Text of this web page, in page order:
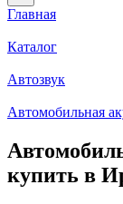
Главная
Каталог
Автозвук
Автомобильная
купить в